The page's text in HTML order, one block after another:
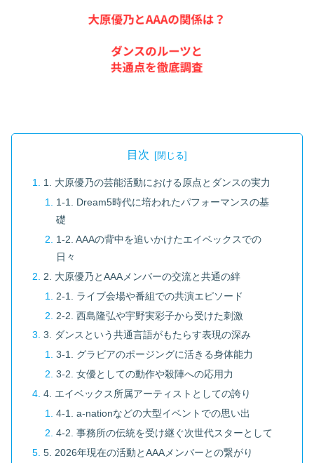
目次
1. 大原優乃の芸能活動における原点とダンスの実力
1-1. Dream5時代に培われたパフォーマンスの基
礎
1-2. AAAの背中を追いかけたエイベックスでの
日々
2. 大原優乃とAAAメンバーの交流と共通の絆
2-1. ライブ会場や番組での共演エピソード
2-2. 西島隆弘や宇野実彩子から受けた刺激
3. ダンスという共通言語がもたらす表現の深み
3-1. グラビアのポージングに活きる身体能力
3-2. 女優としての動作や殺陣への応用力
4. エイベックス所属アーティストとしての誇り
4-1. a-nationなどの大型イベントでの思い出
4-2. 事務所の伝統を受け継ぐ次世代スターとして
5. 2026年現在の活動とAAAメンバーとの繋がり